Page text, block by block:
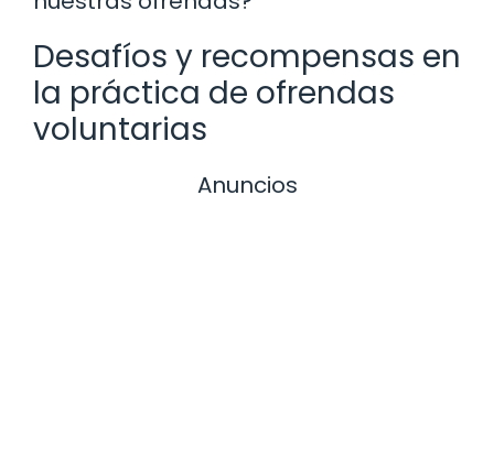
Desafíos y recompensas en
la práctica de ofrendas
voluntarias
Anuncios